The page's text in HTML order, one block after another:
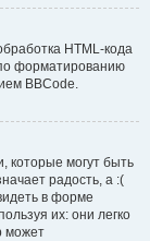
HTML-кода
форматированию
BBCode.
которые могут быть
радость, а :(
в форме
их: они легко
может